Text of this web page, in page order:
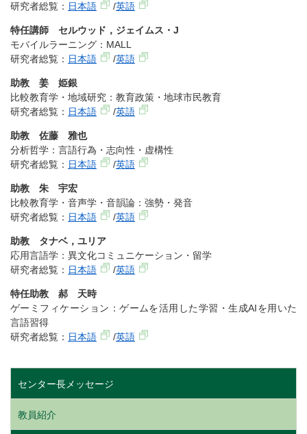
研究者総覧： 日本語 /英語
特任講師 セルウッド，ジェイムス・J
モバイルラーニング：MALL
研究者総覧： 日本語 /英語
助教 姜 姫銀
比較教育学・地域研究：教育政策・地球市民教育
研究者総覧： 日本語 /英語
助教 佐藤 雅也
分析哲学：言語行為・志向性・虚構性
研究者総覧： 日本語 /英語
助教 朱 宇宏
比較教育学・音声学・音韻論：強勢・発音
研究者総覧： 日本語 /英語
助教 タナベ，ユリア
応用言語学：異文化コミュニケーション・留学
研究者総覧： 日本語 /英語
特任助教 郝 天時
ゲーミフィケーション：ゲームを活用した学習・生成AIを用いた
言語習得
研究者総覧： 日本語 /英語
センター長メッセージ
教員紹介